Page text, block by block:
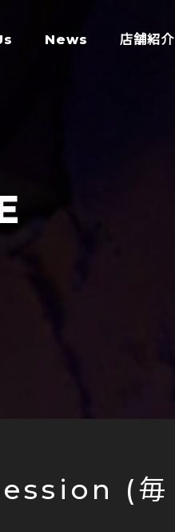
News 店舗紹介
(毎